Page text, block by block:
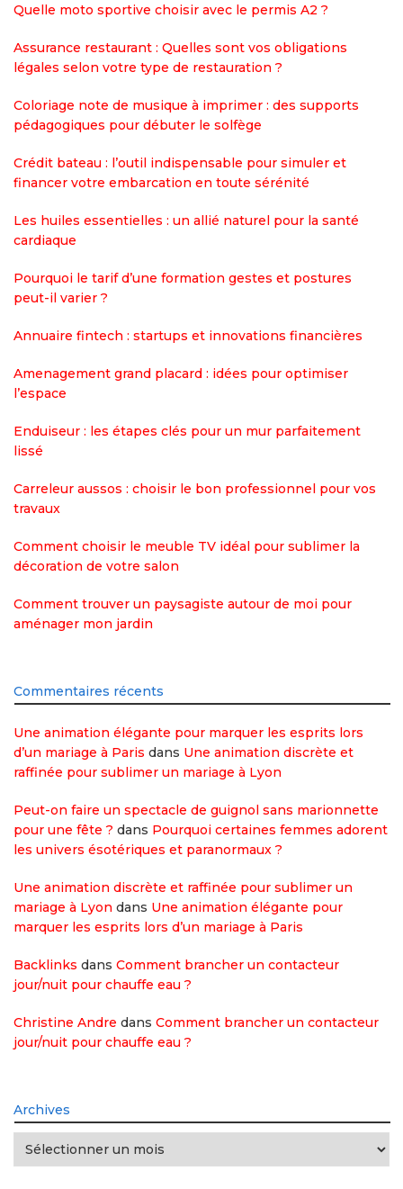
Quelle moto sportive choisir avec le permis A2 ?
Assurance restaurant : Quelles sont vos obligations
légales selon votre type de restauration ?
Coloriage note de musique à imprimer : des supports
pédagogiques pour débuter le solfège
Crédit bateau : l’outil indispensable pour simuler et
financer votre embarcation en toute sérénité
Les huiles essentielles : un allié naturel pour la santé
cardiaque
Pourquoi le tarif d’une formation gestes et postures
peut-il varier ?
Annuaire fintech : startups et innovations financières
Amenagement grand placard : idées pour optimiser
l’espace
Enduiseur : les étapes clés pour un mur parfaitement
lissé
Carreleur aussos : choisir le bon professionnel pour vos
travaux
Comment choisir le meuble TV idéal pour sublimer la
décoration de votre salon
Comment trouver un paysagiste autour de moi pour
aménager mon jardin
Commentaires récents
Une animation élégante pour marquer les esprits lors
d’un mariage à Paris dans Une animation discrète et
raffinée pour sublimer un mariage à Lyon
Peut-on faire un spectacle de guignol sans marionnette
pour une fête ? dans Pourquoi certaines femmes adorent
les univers ésotériques et paranormaux ?
Une animation discrète et raffinée pour sublimer un
mariage à Lyon dans Une animation élégante pour
marquer les esprits lors d’un mariage à Paris
Backlinks dans Comment brancher un contacteur
jour/nuit pour chauffe eau ?
Christine Andre dans Comment brancher un contacteur
jour/nuit pour chauffe eau ?
Archives
Archives